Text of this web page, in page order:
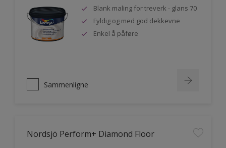
Blank maling for treverk - glans 70
Fyldig og med god dekkevne
Enkel å påføre
Sammenligne
Nordsjö Perform+ Diamond Floor